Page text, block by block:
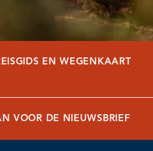
EN WEGENKAART
VOOR DE NIEUWSBRIEF